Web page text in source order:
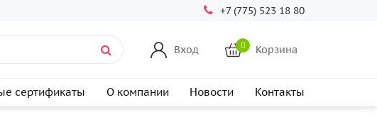
+7 (775) 523 18 80
Вход 0 Корзина
сертификаты О компании Новости Контакты